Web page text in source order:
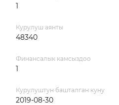
1
Курулуш аянты
48340
Финансалык камсыздоо
1
Курулуштун башталган куну
2019-08-30